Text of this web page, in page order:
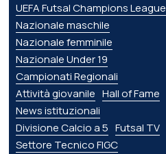
UEFA Futsal Champions League
Nazionale maschile
Nazionale femminile
Nazionale Under 19
Campionati Regionali
Attività giovanile Hall of Fame
News istituzionali
Divisione Calcio a 5 Futsal TV
Settore Tecnico FIGC